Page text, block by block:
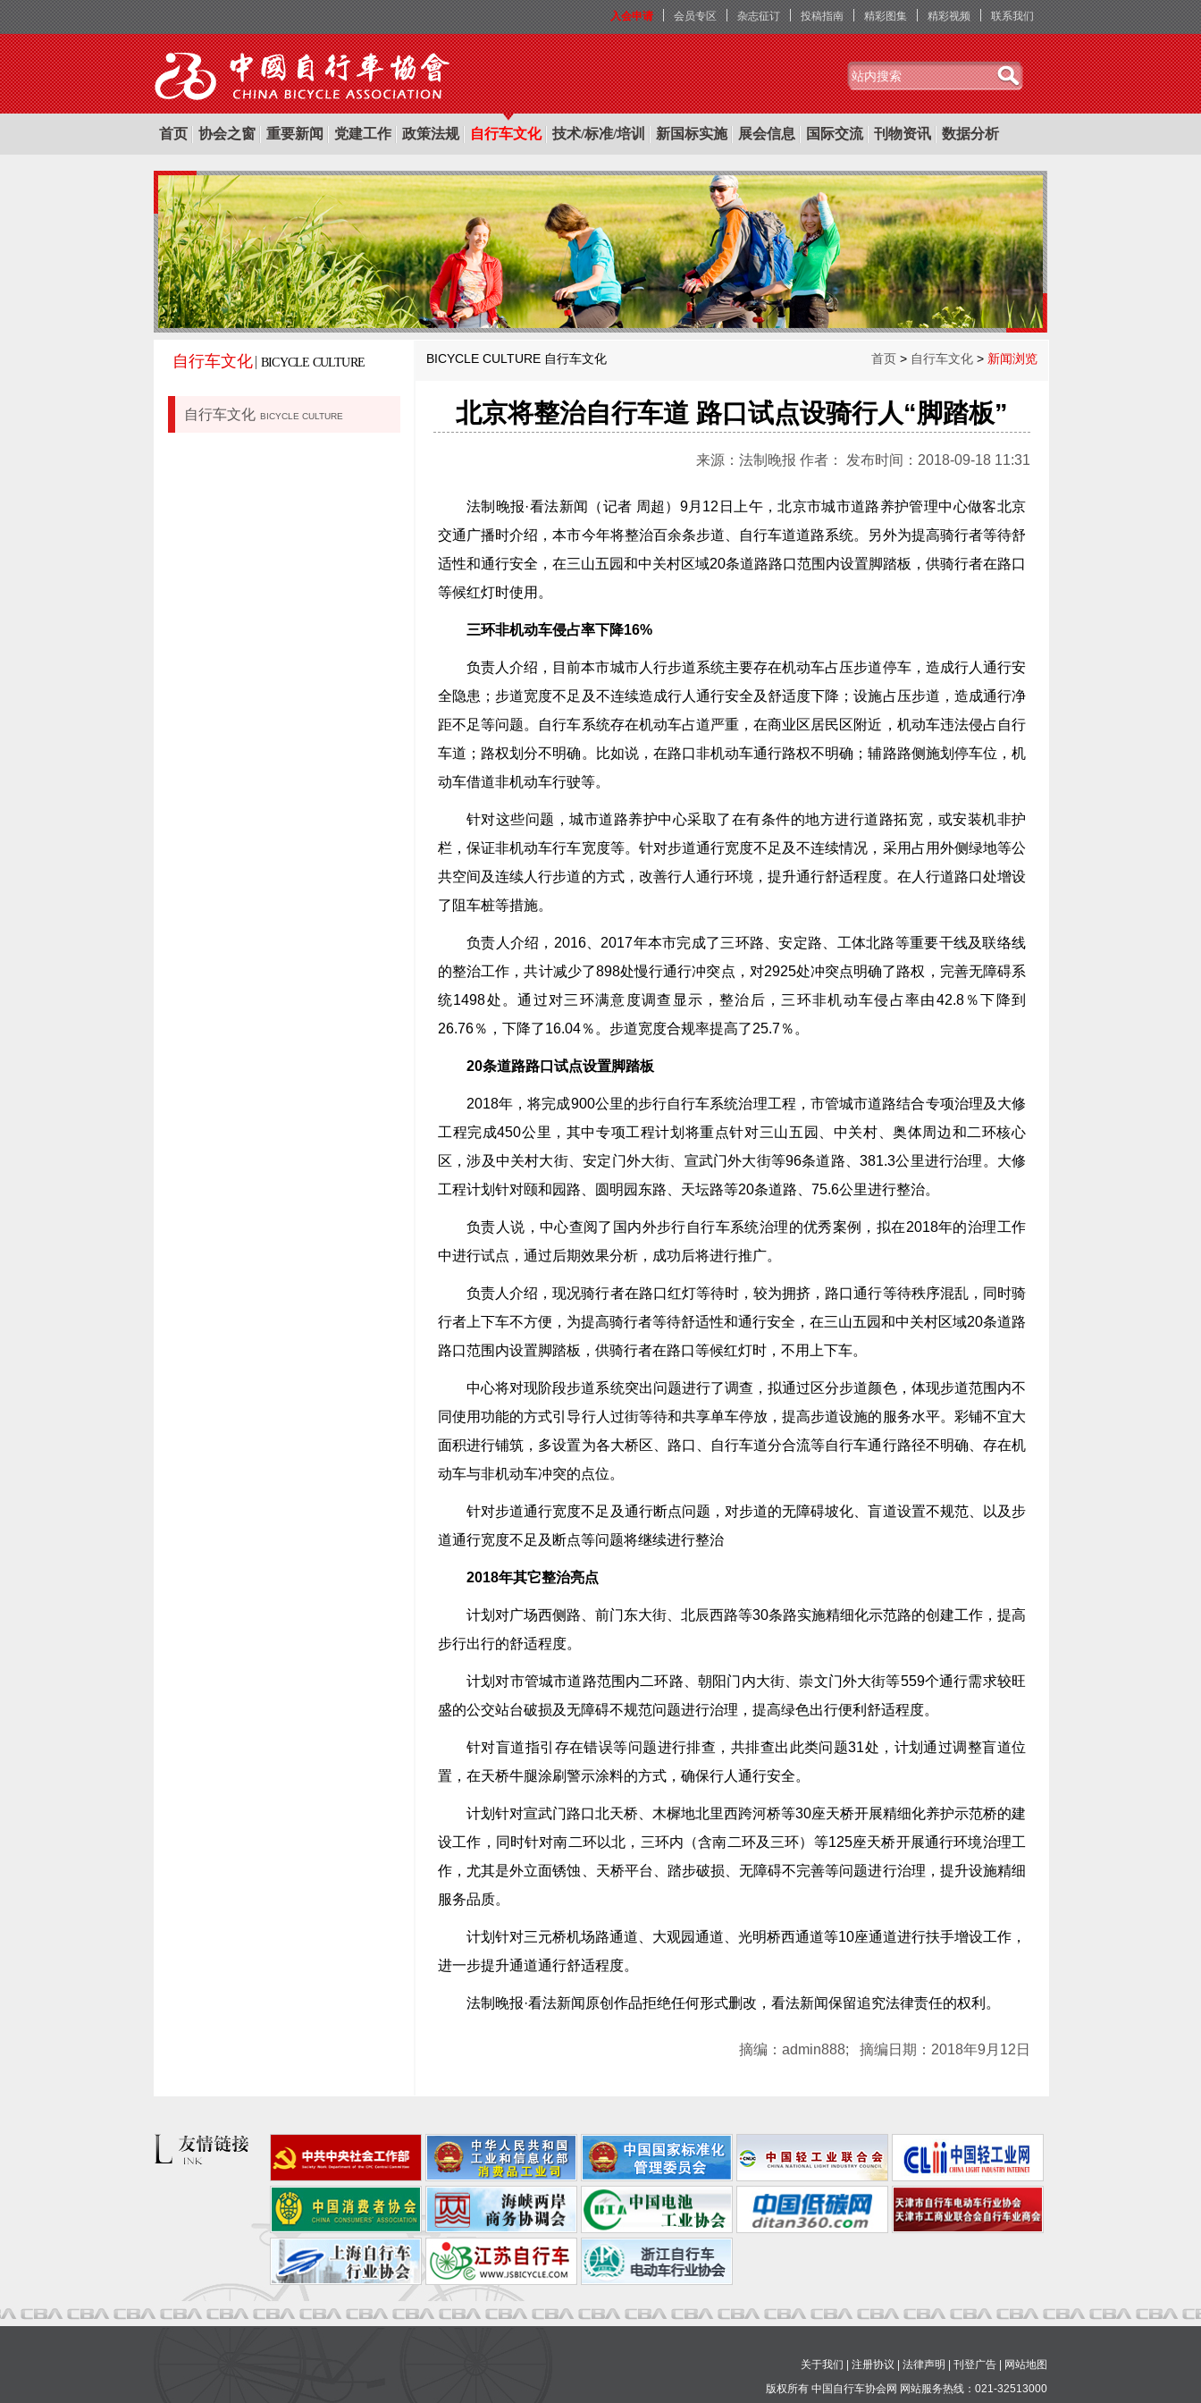
入会申请 会员专区 杂志征订 投稿指南 精彩图集 精彩视频 联系我们
首页 协会之窗 重要新闻 党建工作 政策法规 自行车文化 技术/标准/培训 新国标实施 展会信息 国际交流 刊物资讯 数据分析
自行车文化 BICYCLE CULTURE
自行车文化 BICYCLE CULTURE
BICYCLE CULTURE 自行车文化 首页 > 自行车文化 > 新闻浏览
北京将整治自行车道 路口试点设骑行人“脚踏板”
来源：法制晚报 作者： 发布时间：2018-09-18 11:31
法制晚报·看法新闻（记者 周超）9月12日上午，北京市城市道路养护管理中心做客北京
交通广播时介绍，本市今年将整治百余条步道、自行车道道路系统。另外为提高骑行者等待舒
适性和通行安全，在三山五园和中关村区域20条道路路口范围内设置脚踏板，供骑行者在路口
等候红灯时使用。
三环非机动车侵占率下降16%
负责人介绍，目前本市城市人行步道系统主要存在机动车占压步道停车，造成行人通行安
全隐患；步道宽度不足及不连续造成行人通行安全及舒适度下降；设施占压步道，造成通行净
距不足等问题。自行车系统存在机动车占道严重，在商业区居民区附近，机动车违法侵占自行
车道；路权划分不明确。比如说，在路口非机动车通行路权不明确；辅路路侧施划停车位，机
动车借道非机动车行驶等。
针对这些问题，城市道路养护中心采取了在有条件的地方进行道路拓宽，或安装机非护
栏，保证非机动车行车宽度等。针对步道通行宽度不足及不连续情况，采用占用外侧绿地等公
共空间及连续人行步道的方式，改善行人通行环境，提升通行舒适程度。在人行道路口处增设
了阻车桩等措施。
负责人介绍，2016、2017年本市完成了三环路、安定路、工体北路等重要干线及联络线
的整治工作，共计减少了898处慢行通行冲突点，对2925处冲突点明确了路权，完善无障碍系
统1498处。通过对三环满意度调查显示，整治后，三环非机动车侵占率由42.8％下降到
26.76％，下降了16.04％。步道宽度合规率提高了25.7％。
20条道路路口试点设置脚踏板
2018年，将完成900公里的步行自行车系统治理工程，市管城市道路结合专项治理及大修
工程完成450公里，其中专项工程计划将重点针对三山五园、中关村、奥体周边和二环核心
区，涉及中关村大街、安定门外大街、宣武门外大街等96条道路、381.3公里进行治理。大修
工程计划针对颐和园路、圆明园东路、天坛路等20条道路、75.6公里进行整治。
负责人说，中心查阅了国内外步行自行车系统治理的优秀案例，拟在2018年的治理工作
中进行试点，通过后期效果分析，成功后将进行推广。
负责人介绍，现况骑行者在路口红灯等待时，较为拥挤，路口通行等待秩序混乱，同时骑
行者上下车不方便，为提高骑行者等待舒适性和通行安全，在三山五园和中关村区域20条道路
路口范围内设置脚踏板，供骑行者在路口等候红灯时，不用上下车。
中心将对现阶段步道系统突出问题进行了调查，拟通过区分步道颜色，体现步道范围内不
同使用功能的方式引导行人过街等待和共享单车停放，提高步道设施的服务水平。彩铺不宜大
面积进行铺筑，多设置为各大桥区、路口、自行车道分合流等自行车通行路径不明确、存在机
动车与非机动车冲突的点位。
针对步道通行宽度不足及通行断点问题，对步道的无障碍坡化、盲道设置不规范、以及步
道通行宽度不足及断点等问题将继续进行整治
2018年其它整治亮点
计划对广场西侧路、前门东大街、北辰西路等30条路实施精细化示范路的创建工作，提高
步行出行的舒适程度。
计划对市管城市道路范围内二环路、朝阳门内大街、崇文门外大街等559个通行需求较旺
盛的公交站台破损及无障碍不规范问题进行治理，提高绿色出行便利舒适程度。
针对盲道指引存在错误等问题进行排查，共排查出此类问题31处，计划通过调整盲道位
置，在天桥牛腿涂刷警示涂料的方式，确保行人通行安全。
计划针对宣武门路口北天桥、木樨地北里西跨河桥等30座天桥开展精细化养护示范桥的建
设工作，同时针对南二环以北，三环内（含南二环及三环）等125座天桥开展通行环境治理工
作，尤其是外立面锈蚀、天桥平台、踏步破损、无障碍不完善等问题进行治理，提升设施精细
服务品质。
计划针对三元桥机场路通道、大观园通道、光明桥西通道等10座通道进行扶手增设工作，
进一步提升通道通行舒适程度。
法制晚报·看法新闻原创作品拒绝任何形式删改，看法新闻保留追究法律责任的权利。
摘编：admin888; 摘编日期：2018年9月12日
关于我们 注册协议 法律声明 刊登广告
网站地图
版权所有 中国自行车协会网 网站服务热线：021-32513000